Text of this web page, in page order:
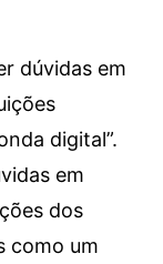
dúvidas em
digital”.
em
dos
como um